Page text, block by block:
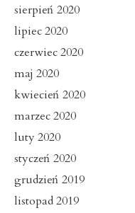
sierpień 2020
lipiec 2020
czerwiec 2020
maj 2020
kwiecień 2020
marzec 2020
luty 2020
styczeń 2020
grudzień 2019
listopad 2019